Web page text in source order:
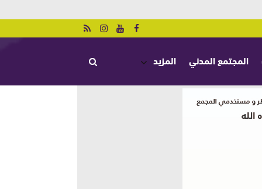
المجتمع المدني المزيد